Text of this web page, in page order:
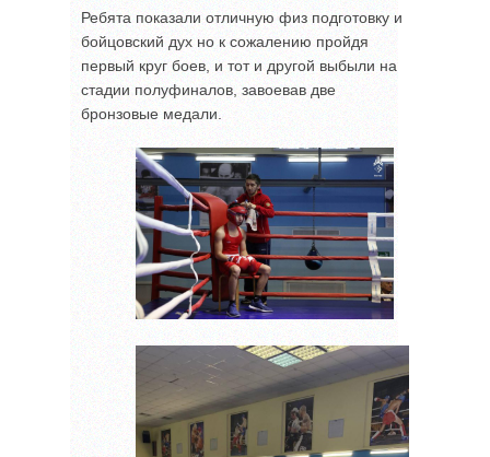
Ребята показали отличную физ подготовку и
бойцовский дух но к сожалению пройдя
первый круг боев, и тот и другой выбыли на
стадии полуфиналов, завоевав две
бронзовые медали.